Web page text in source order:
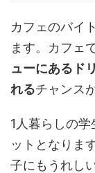
カフェのバイ
ます。カフェ
ューにあるド
れるチャンス
1人暮らしの
ットとなりま
子にもうれし